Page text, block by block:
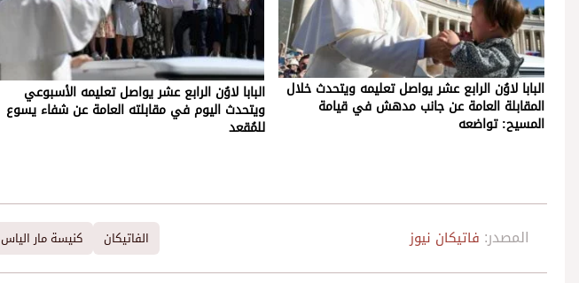
البابا لاوُن الرابع عشر يواصل تعليمه ويتحدث خلال
المقابلة العامة عن جانب مدهش في قيامة
المسيح: تواضعه
البابا لاوُن الرابع عشر يواصل تعليمه الأسبوعي
ويتحدث اليوم في مقابلته العامة عن شفاء يسوع
للمُقعد
المصدر: فاتيكان نيوز الفاتيكان كنيسة مار الياس